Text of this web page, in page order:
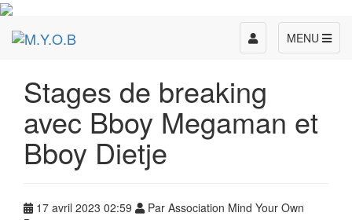
MENU
Toggle
navigation
Stages de breaking
avec Bboy Megaman et
Bboy Dietje
17 avril 2023 02:59
Par Association Mind Your Own